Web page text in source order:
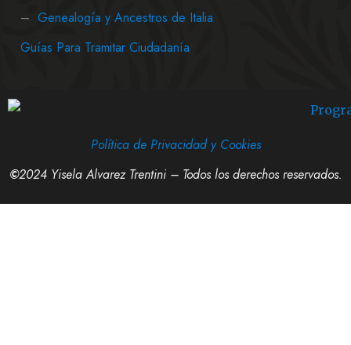
– Genealogía y Ancestros de Italia
Guías Para Tramitar Ciudadanía
Política de Privacidad y Cookies
©2024 Yisela Alvarez Trentini – Todos los derechos reservados.